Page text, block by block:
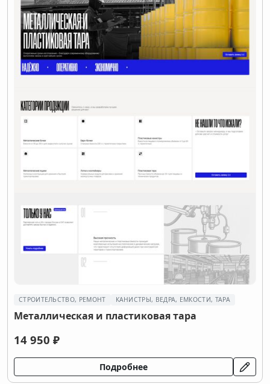
СТРОИТЕЛЬСТВО, РЕМОНТ КАНИСТРЫ, ВЕДРА, ЕМКОСТИ, ТАРА
Металлическая и пластиковая тара
14 950 ₽
Подробнее